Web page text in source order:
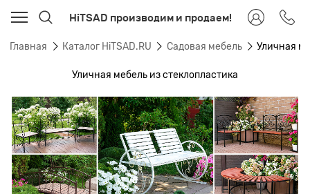
HiTSAD производим и продаем!
Главная Каталог HiTSAD.RU Садовая мебель Уличная
Уличная мебель из стеклопластика